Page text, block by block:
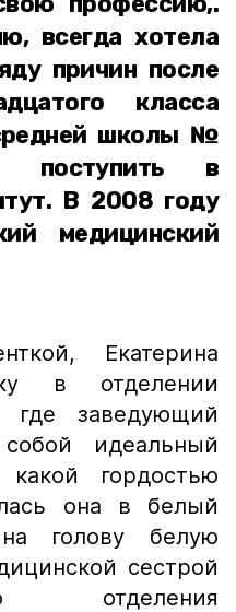
всегда хотела
причин после
класса
школы №
поступить в
В 2008 году
медицинский
Екатерина
в отделении
где заведующий
идеальный
гордостью
она в белый
голову белую
сестрой
отделения